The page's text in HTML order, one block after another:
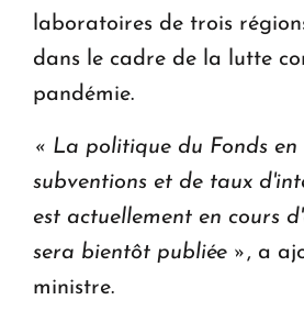
laboratoires de trois
dans le cadre de la lutte
pandémie.
« La politique du Fonds
subventions et de taux
est actuellement en cours
sera bientôt publiée » , a
ministre.